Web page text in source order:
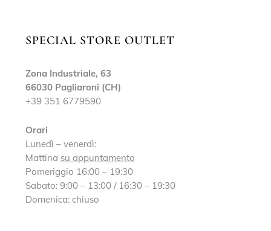
SPECIAL STORE OUTLET
Zona Industriale, 63
66030 Pagliaroni (CH)
+39 351 6779590
Orari
Lunedì – venerdì:
Mattina su appuntamento
Pomeriggio 16:00 – 19:30
Sabato: 9:00 – 13:00 / 16:30 – 19:30
Domenica: chiuso